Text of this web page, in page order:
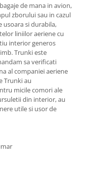
de mana in avion,
zborului sau in cazul
usoara si durabila,
liniilor aeriene cu
interior generos
Trunki este
sa verificati
al companiei aeriene
Trunki au
micile comori ale
din interior, au
utile si usor de